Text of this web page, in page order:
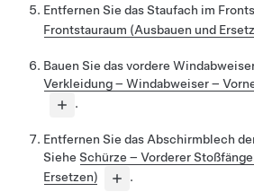
Entfernen Sie das Staufach im
Frontstauraum (Ausbauen und
Bauen Sie das vordere
Verkleidung – Windabweiser –
.
Entfernen Sie das Abschirmblech
Siehe Schürze – Vorderer
Ersetzen)
.